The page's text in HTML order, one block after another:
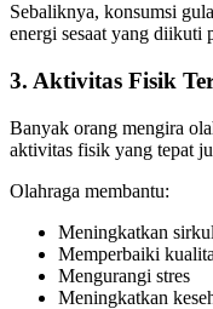
Sebaliknya, konsumsi
energi sesaat yang diikuti
3. Aktivitas Fisik
Banyak orang mengira
aktivitas fisik yang tepat
Olahraga membantu:
Meningkatkan
Memperbaiki
Mengurangi stres
Meningkatkan